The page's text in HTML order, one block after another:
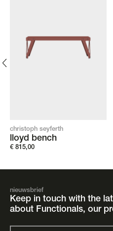
christoph seyferth
lloyd bench
€ 815,00
nieuwsbrief
Keep in touch with the
about Functionals, our